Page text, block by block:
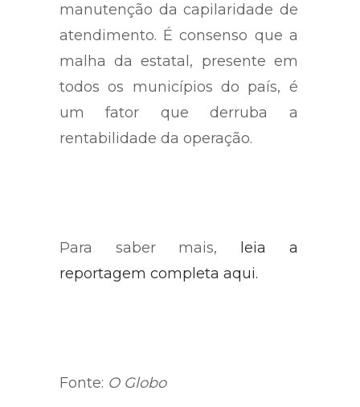
manutenção da capilaridade de
atendimento. É consenso que a
malha da estatal, presente em
todos os municípios do país, é
um fator que derruba a
rentabilidade da operação.
Para saber mais,
leia a
reportagem completa aqui.
Fonte: O Globo